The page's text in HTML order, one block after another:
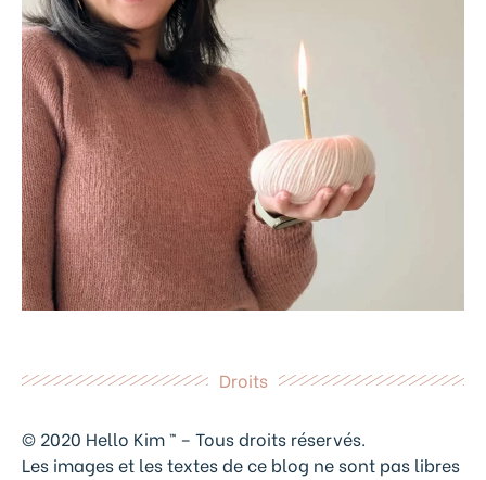
Droits
© 2020 Hello Kim ™ – Tous droits réservés.
Les images et les textes de ce blog ne sont pas libres